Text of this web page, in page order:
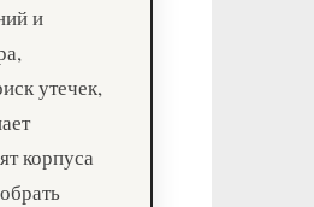
и
утечек,
корпуса